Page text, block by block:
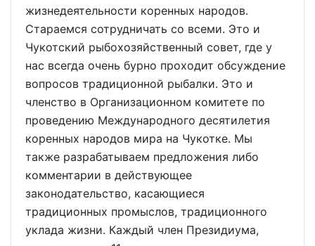
жизнедеятельности коренных народов.
Стараемся сотрудничать со всеми. Это и
Чукотский рыбохозяйственный совет, где у
нас всегда очень бурно проходит обсуждение
вопросов традиционной рыбалки. Это и
членство в Организационном комитете по
проведению Международного десятилетия
коренных народов мира на Чукотке. Мы
также разрабатываем предложения либо
комментарии в действующее
законодательство, касающиеся
традиционных промыслов, традиционного
уклада жизни. Каждый член Президиума,